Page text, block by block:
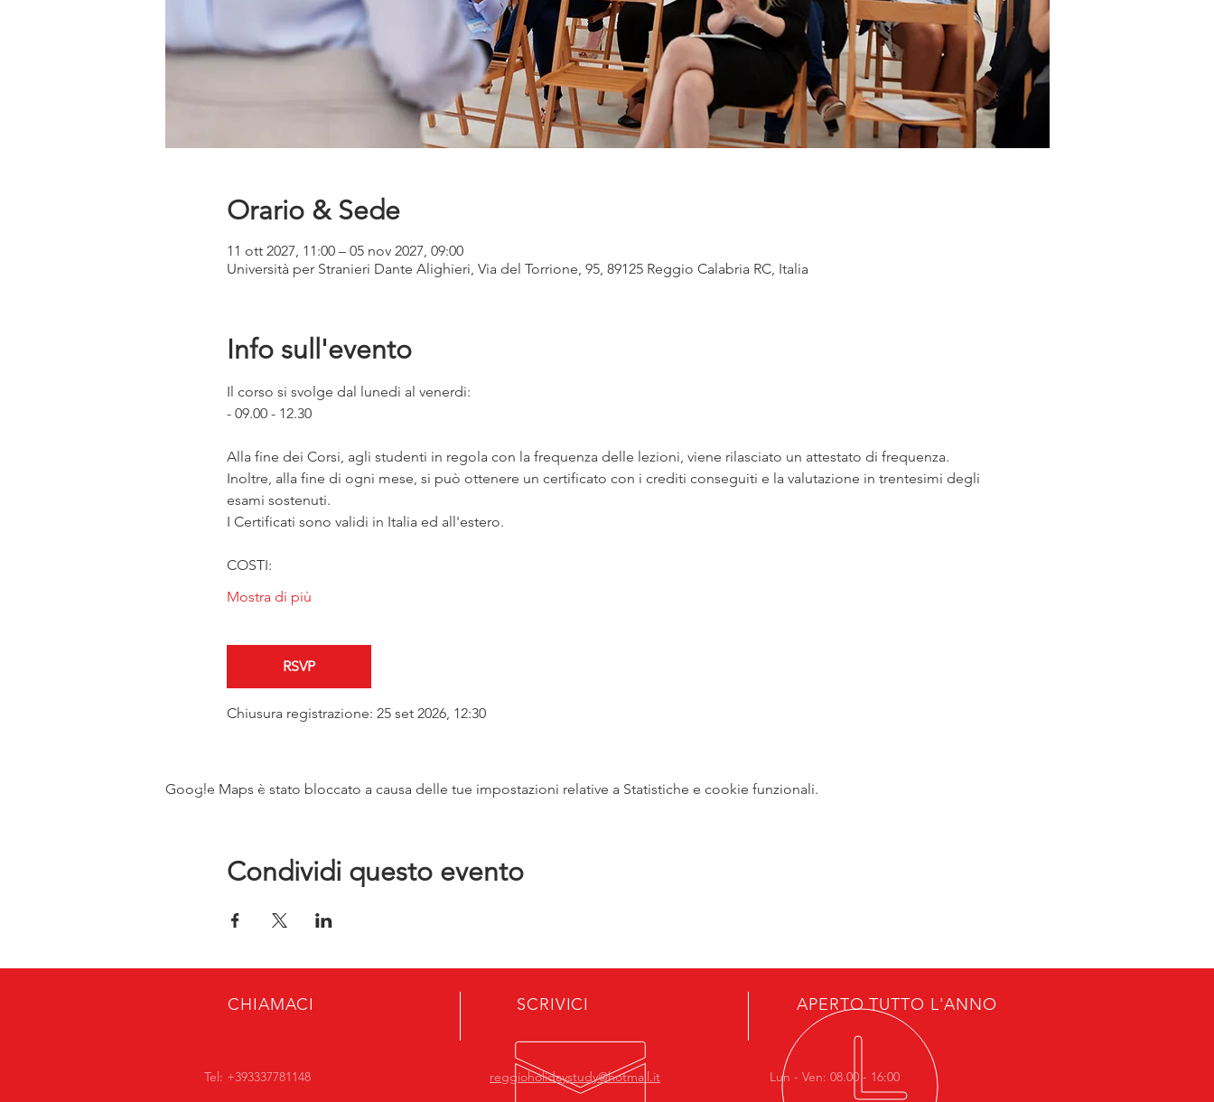
Orario & Sede
11 ott 2027, 11:00 – 05 nov 2027, 09:00
Università per Stranieri Dante Alighieri, Via del Torrione, 95, 89125 Reggio Calabria RC, Italia
Info sull'evento
Il corso si svolge dal lunedi al venerdi:
- 09.00 - 12.30
Alla fine dei Corsi, agli studenti in regola con la frequenza delle lezioni, viene rilasciato un attestato di frequenza.
Inoltre, alla fine di ogni mese, si può ottenere un certificato con i crediti conseguiti e la valutazione in trentesimi degli
esami sostenuti.
I Certificati sono validi in Italia ed all'estero.
COSTI:
Mostra di più
RSVP
Chiusura registrazione: 25 set 2026, 12:30
Google Maps è stato bloccato a causa delle tue impostazioni relative a Statistiche e cookie funzionali.
Condividi questo evento
CHIAMACI SCRIVICI APERTO TUTTO L'ANNO
Tel: +393337781148 reggioholidaystudy@hotmail.it Lun - Ven: 08.00 - 16:00